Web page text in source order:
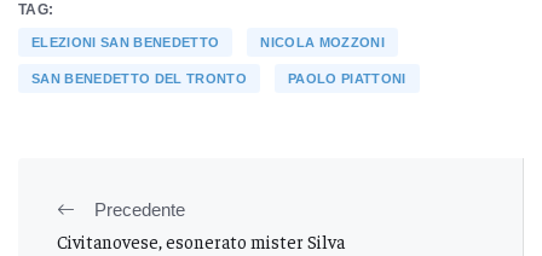
TAG:
ELEZIONI SAN BENEDETTO NICOLA MOZZONI
SAN BENEDETTO DEL TRONTO PAOLO PIATTONI
Precedente
Civitanovese, esonerato mister Silva